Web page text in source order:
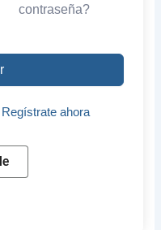
contraseña?
Regístrate ahora